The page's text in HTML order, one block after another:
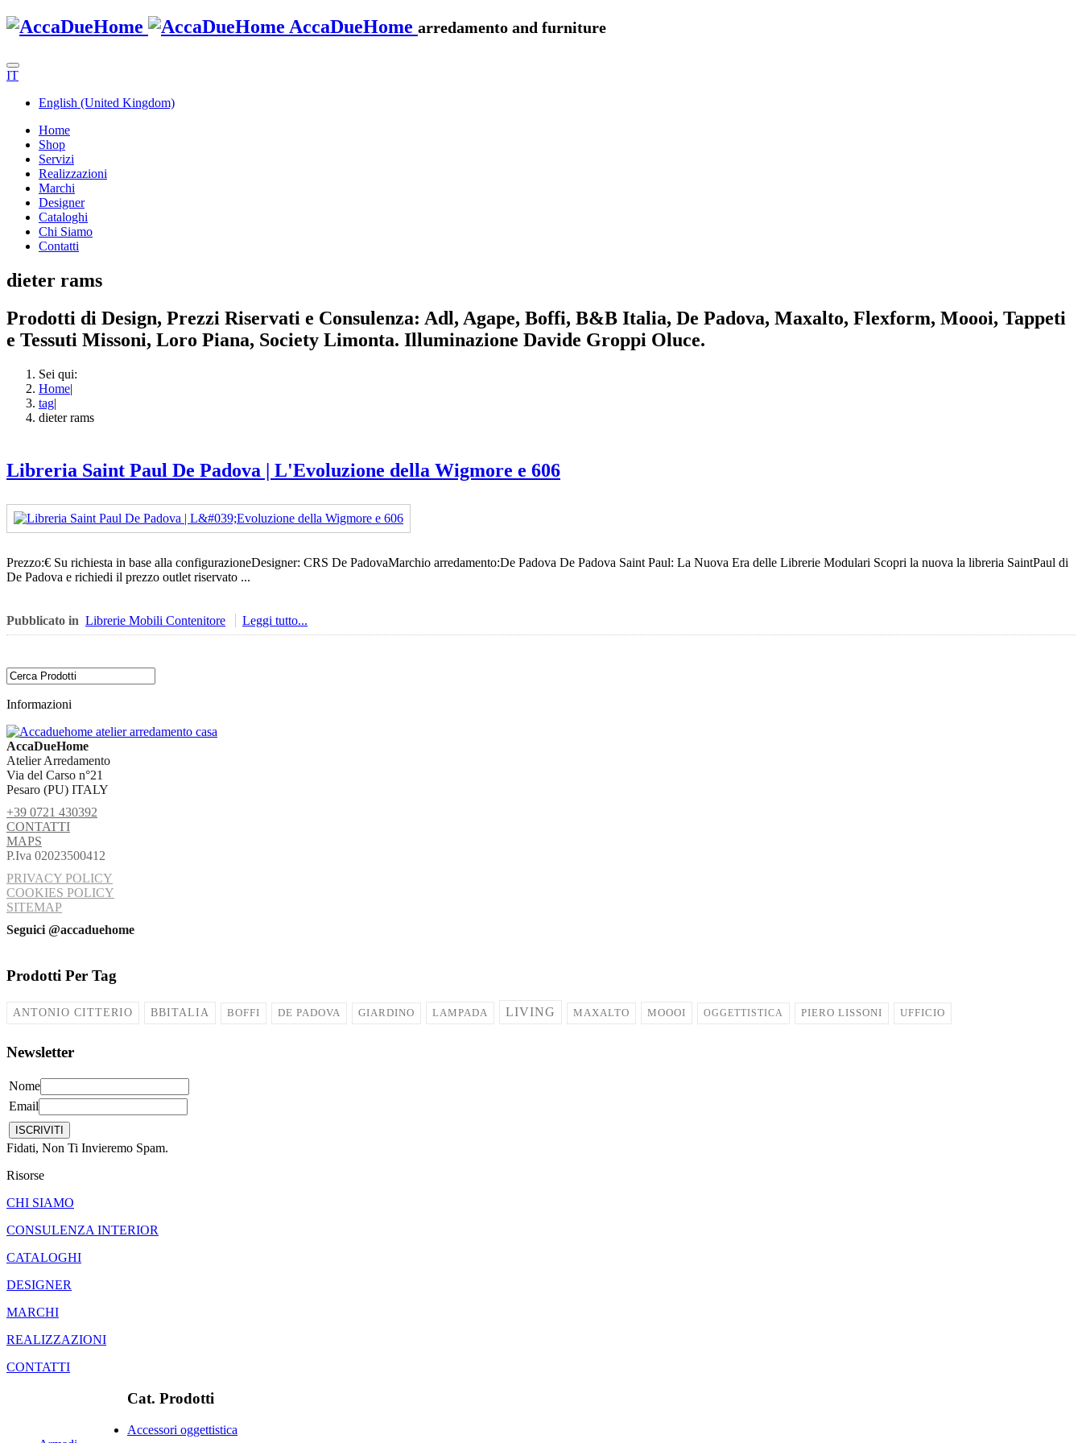
AccaDueHome arredamento and furniture
IT
English (United Kingdom)
Home
Shop
Servizi
Realizzazioni
Marchi
Designer
Cataloghi
Chi Siamo
Contatti
dieter rams
Prodotti di Design, Prezzi Riservati e Consulenza: Adl, Agape, Boffi, B&B Italia, De Padova, Maxalto, Flexform, Moooi, Tappeti
e Tessuti Missoni, Loro Piana, Society Limonta. Illuminazione Davide Groppi Oluce.
Sei qui:
Home|
tag|
dieter rams
Libreria Saint Paul De Padova | L'Evoluzione della Wigmore e 606
Prezzo:€ Su richiesta in base alla configurazioneDesigner: CRS De PadovaMarchio arredamento:De Padova De Padova Saint Paul: La Nuova Era delle Librerie Modulari Scopri la nuova la libreria SaintPaul di
De Padova e richiedi il prezzo outlet riservato ...
Pubblicato in Librerie Mobili Contenitore Leggi tutto...
Informazioni
AccaDueHome
Atelier Arredamento
Via del Carso n°21
Pesaro (PU) ITALY
+39 0721 430392
CONTATTI
MAPS
P.Iva 02023500412
PRIVACY POLICY
COOKIES POLICY
SITEMAP
Seguici @accaduehome
Prodotti Per Tag
ANTONIO CITTERIO BBITALIA BOFFI DE PADOVA GIARDINO LAMPADA LIVING MAXALTO MOOOI OGGETTISTICA PIERO LISSONI UFFICIO
Newsletter
Nome
Email
Fidati, Non Ti Invieremo Spam.
Risorse
CHI SIAMO
CONSULENZA INTERIOR
CATALOGHI
DESIGNER
MARCHI
REALIZZAZIONI
CONTATTI
Cat. Prodotti
Accessori oggettistica